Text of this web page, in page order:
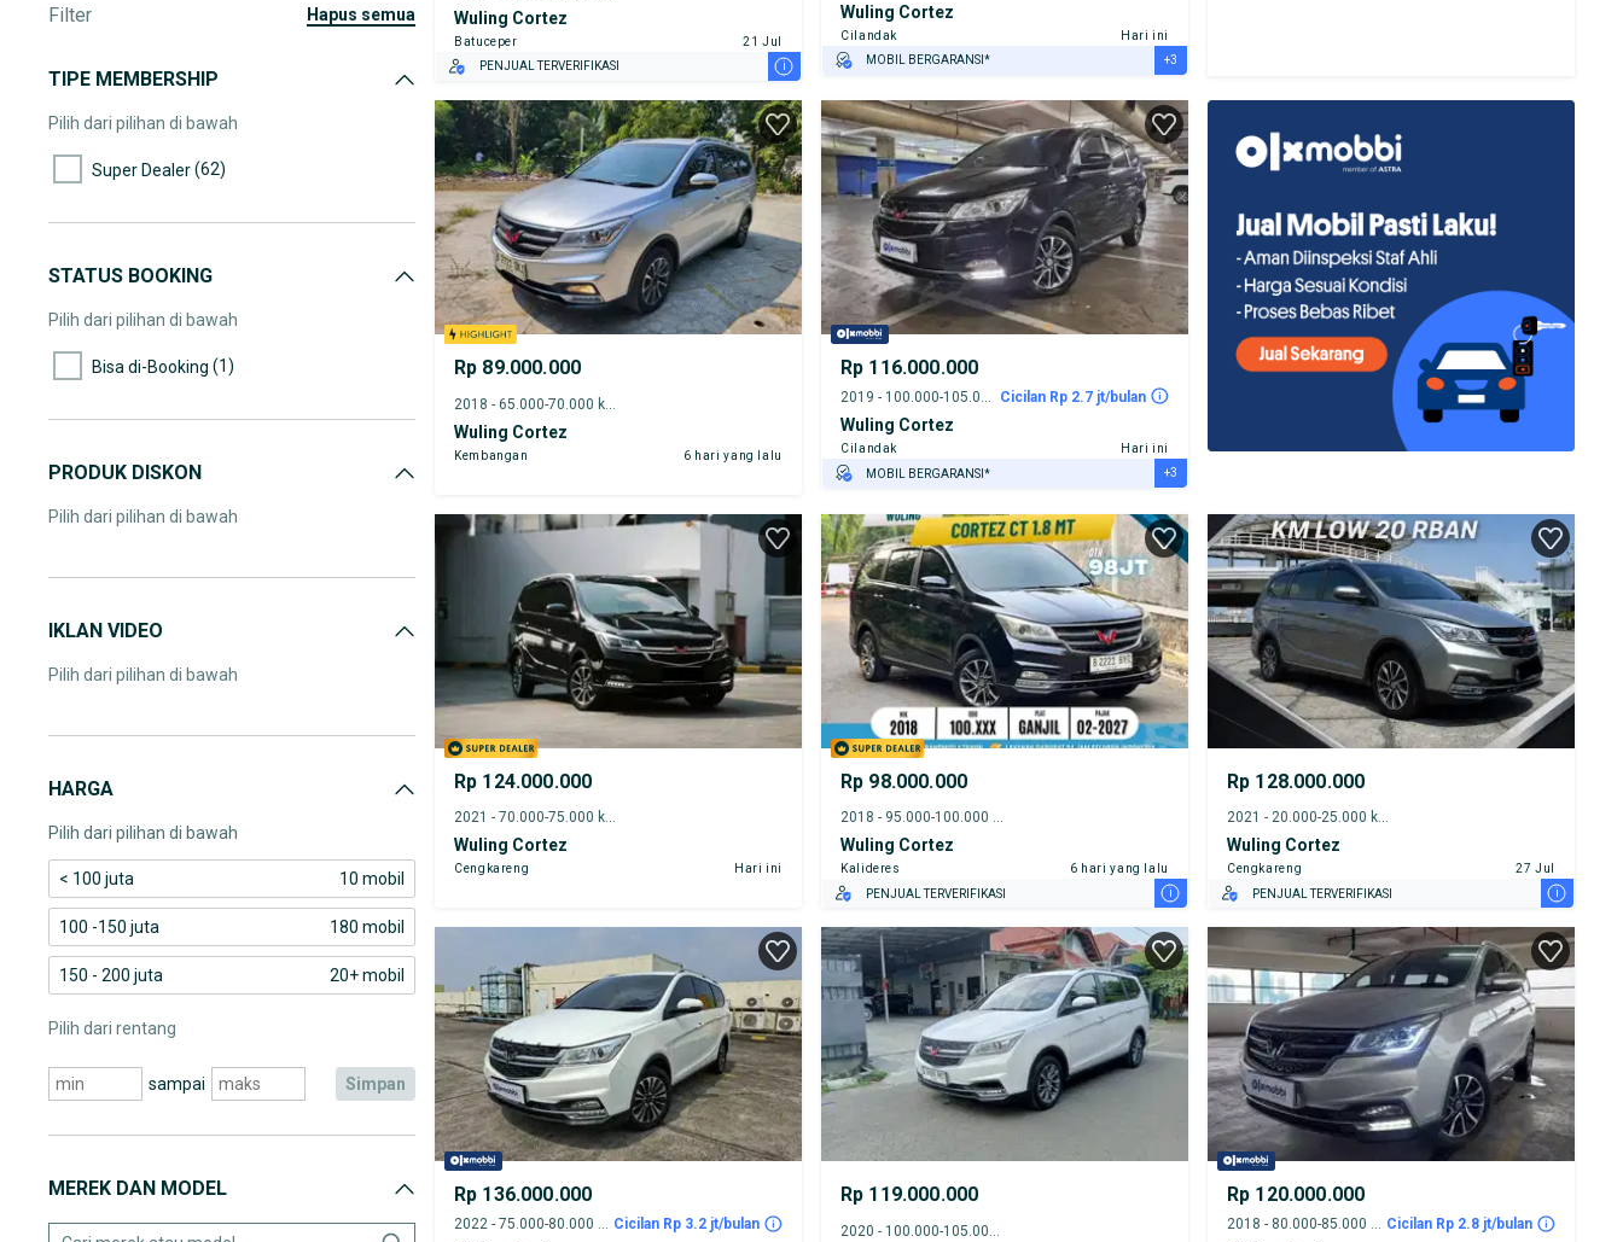
Filter hapus semua
TIPE MEMBERSHIP
Pilih dari pilihan di bawah
Super Dealer(62)
STATUS BOOKING
Pilih dari pilihan di bawah
Bisa di-Booking (1)
PRODUK DISKON
Pilih dari pilihan di bawah
IKLAN VIDEO
Pilih dari pilihan di bawah
HARGA
Pilih dari pilihan di bawah
< 100 juta 10 mobil
100 -150 juta 180 mobil
150 - 200 juta 20+ mobil
Pilih dari rentang
sampai simpan
MEREK DAN MODEL
Wuling Cortez
Batuceper
21 Jul
PENJUAL TERVERIFIKASI
i
Wuling Cortez
Cilandak
Hari ini
MOBIL BERGARANSI*
TEST DRIVE DARI RUMAH
GRATIS BIAYA JASA PERAWATAN*
+3
Rp 89.000.000
Wuling Cortez
Kembangan 6 hari yang lalu
Rp 116.000.000
Cicilan Rp 2.7 jt/bulan
Wuling Cortez
Cilandak
Hari ini
MOBIL BERGARANSI*
TEST DRIVE DARI RUMAH
GRATIS BIAYA JASA PERAWATAN*
+3
Rp 124.000.000
2021 - 70.000-75.000 km
Wuling Cortez
Cengkareng Hari ini
Rp 98.000.000
2018 - 95.000-100.000 km
Wuling Cortez
Kalideres
6 hari yang lalu
PENJUAL TERVERIFIKASI
i
Rp 128.000.000
2021 - 20.000-25.000 km
Wuling Cortez
Cengkareng
27 Jul
PENJUAL TERVERIFIKASI
i
Rp 136.000.000
2022 - 75.000-80.000 km Cicilan Rp 3.2 jt/bulan
Rp 119.000.000
2020 - 100.000-105.000 km
Rp 120.000.000
2018 - 80.000-85.000 km Cicilan Rp 2.8 jt/bulan